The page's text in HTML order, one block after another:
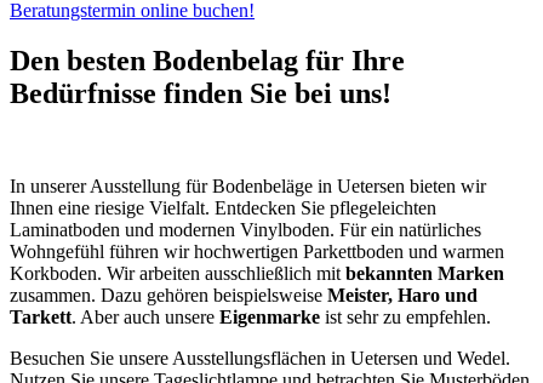
Beratungstermin online buchen!
Den besten Bodenbelag für Ihre
Bedürfnisse finden Sie bei uns!
In unserer Ausstellung für Bodenbeläge in Uetersen bieten wir
Ihnen eine riesige Vielfalt. Entdecken Sie pflegeleichten
Laminatboden und modernen Vinylboden. Für ein natürliches
Wohngefühl führen wir hochwertigen Parkettboden und warmen
Korkboden. Wir arbeiten ausschließlich mit bekannten Marken
zusammen. Dazu gehören beispielsweise Meister, Haro und
Tarkett. Aber auch unsere Eigenmarke ist sehr zu empfehlen.
Besuchen Sie unsere Ausstellungsflächen in Uetersen und Wedel.